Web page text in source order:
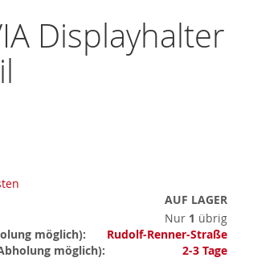
Displayhalter
AUF LAGER
Nur 1 übrig
Rudolf-Renner-Straße
2-3 Tage